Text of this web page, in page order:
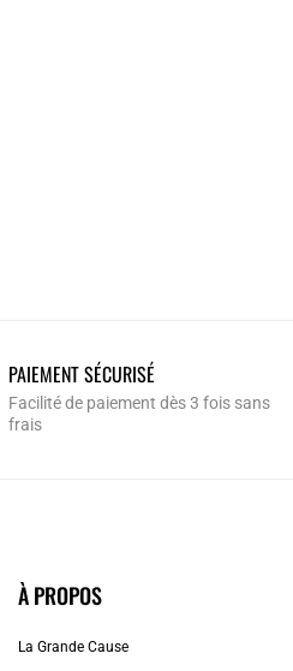
PAIEMENT SÉCURISÉ
Facilité de paiement dès 3 fois sans
frais
À PROPOS
La Grande Cause